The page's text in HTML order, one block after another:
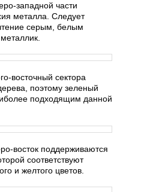
западной части
металла. Следует
серым, белым
восточный сектора
поэтому зеленый
подходящим данной
восток поддерживаются
соответствуют
и желтого цветов.